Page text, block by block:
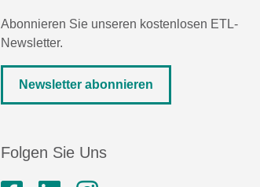
Abonnieren Sie unseren kostenlosen ETL-
Newsletter.
Newsletter abonnieren
Folgen Sie Uns